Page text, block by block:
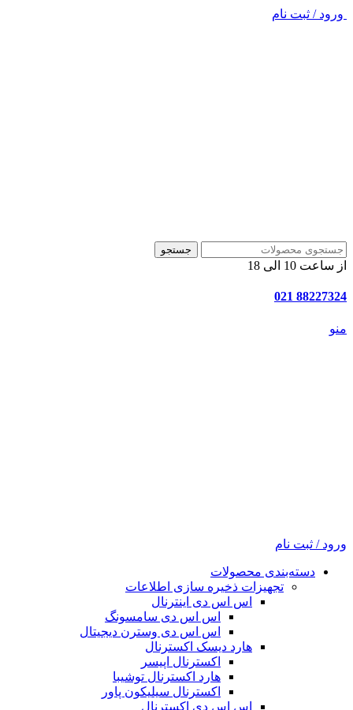
ورود / ثبت نام
جستجو
از ساعت 10 الی 18
88227324 021
منو
ورود / ثبت نام
دسته‌بندی محصولات
تجهیزات ذخیره سازی اطلاعات
اس اس دی اینترنال
اس اس دی سامسونگ
اس اس دی وسترن دیجیتال
هارد دیسک اکسترنال
اکسترنال اپیسر
هارد اکسترنال توشیبا
اکسترنال سیلیکون پاور
اس اس دی اکسترنال